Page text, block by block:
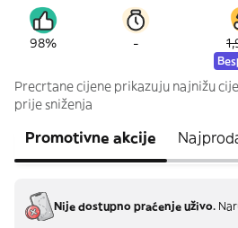
98% -
Precrtane cijene prikazuju najnižu
prije sniženja
Promotivne akcije
Nije dostupno praćenje uživo.